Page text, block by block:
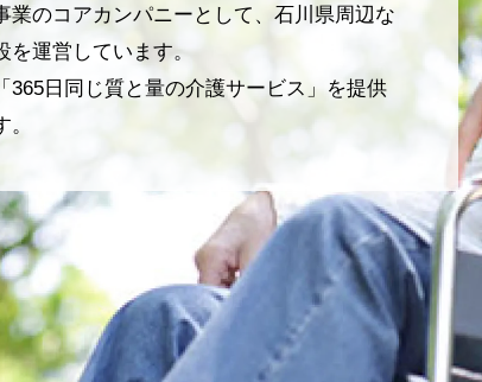
業のコアカンパニーとして、石川県周辺な
を運営しています。
365日同じ質と量の介護サービス」を提供